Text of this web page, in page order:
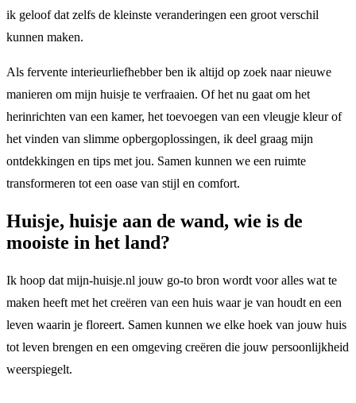
ik geloof dat zelfs de kleinste veranderingen een groot verschil
kunnen maken.
Als fervente interieurliefhebber ben ik altijd op zoek naar nieuwe
manieren om mijn huisje te verfraaien. Of het nu gaat om het
herinrichten van een kamer, het toevoegen van een vleugje kleur of
het vinden van slimme opbergoplossingen, ik deel graag mijn
ontdekkingen en tips met jou. Samen kunnen we een ruimte
transformeren tot een oase van stijl en comfort.
Huisje, huisje aan de wand, wie is de
mooiste in het land?
Ik hoop dat mijn-huisje.nl jouw go-to bron wordt voor alles wat te
maken heeft met het creëren van een huis waar je van houdt en een
leven waarin je floreert. Samen kunnen we elke hoek van jouw huis
tot leven brengen en een omgeving creëren die jouw persoonlijkheid
weerspiegelt.